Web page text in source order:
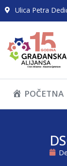
Ulica Petra
POČETNA